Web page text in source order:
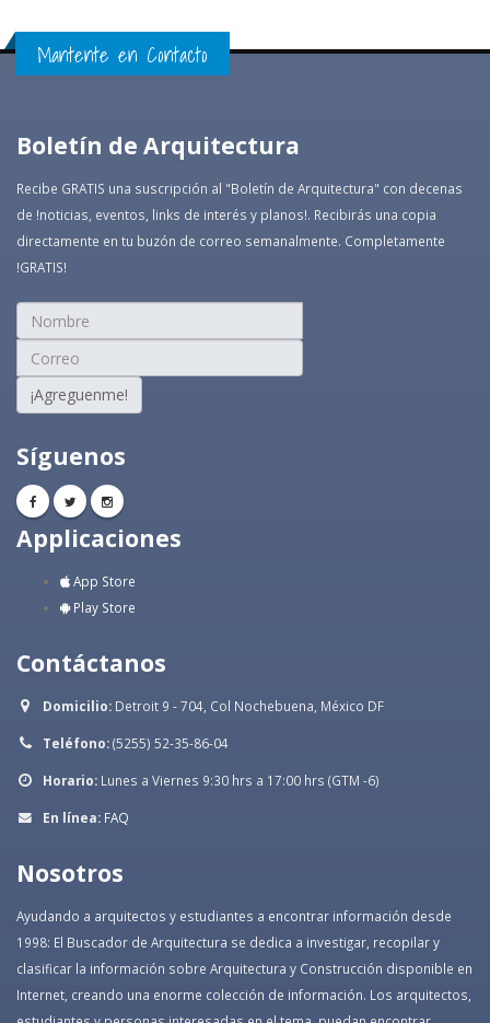
Mantente en Contacto
Boletín de Arquitectura
Recibe GRATIS una suscripción al "Boletín de Arquitectura" con decenas
de !noticias, eventos, links de interés y planos!. Recibirás una copia
directamente en tu buzón de correo semanalmente. Completamente
!GRATIS!
¡Agreguenme!
Síguenos
Applicaciones
App Store
Play Store
Contáctanos
Domicilio: Detroit 9 - 704, Col Nochebuena, México DF
Teléfono:(5255) 52-35-86-04
Horario: Lunes a Viernes 9:30 hrs a 17:00 hrs (GTM -6)
En línea: FAQ
Nosotros
Ayudando a arquitectos y estudiantes a encontrar información desde
1998: El Buscador de Arquitectura se dedica a investigar, recopilar y
clasificar la información sobre Arquitectura y Construcción disponible en
Internet, creando una enorme colección de información. Los arquitectos,